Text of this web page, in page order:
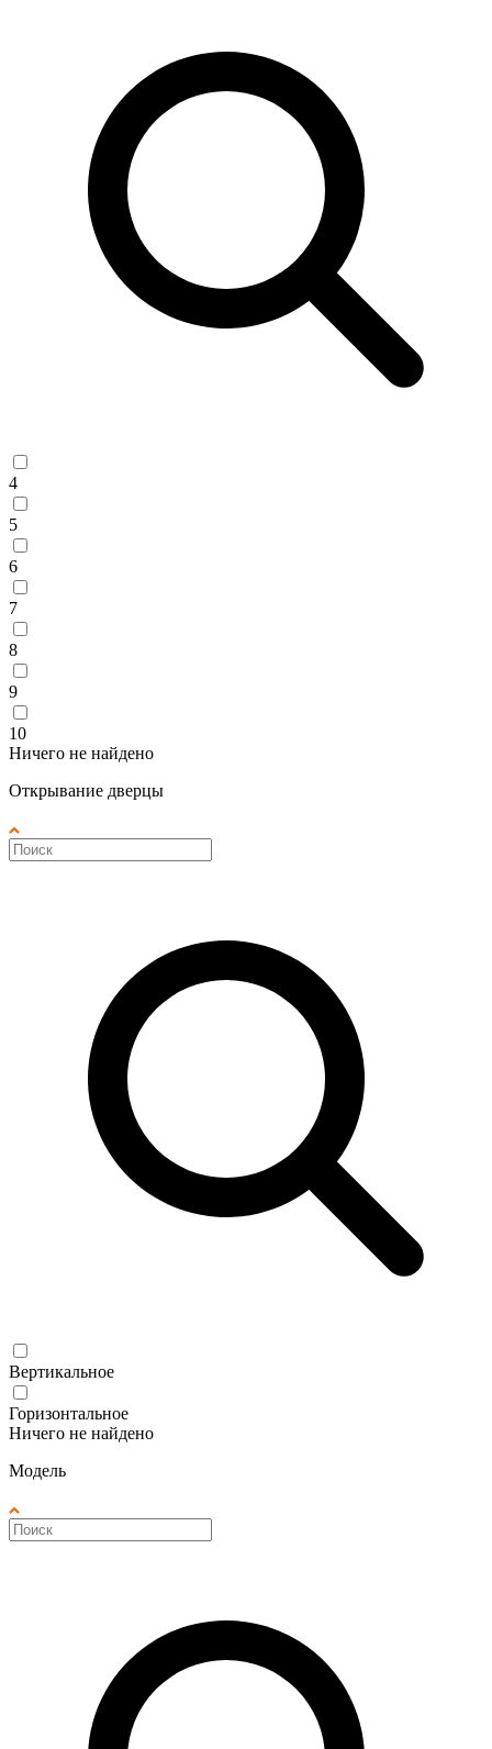
4
5
6
7
8
9
10
Ничего не найдено
Открывание дверцы
Вертикальное
Горизонтальное
Ничего не найдено
Модель